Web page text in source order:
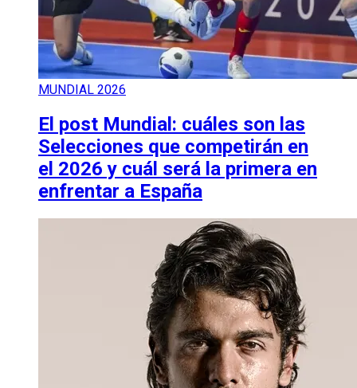
MUNDIAL 2026
El post Mundial: cuáles son las
Selecciones que competirán en
el 2026 y cuál será la primera en
enfrentar a España